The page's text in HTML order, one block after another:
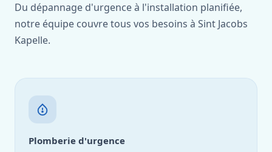
Du dépannage d'urgence à l'installation planifiée,
notre équipe couvre tous vos besoins à Sint Jacobs
Kapelle.
Plomberie d'urgence